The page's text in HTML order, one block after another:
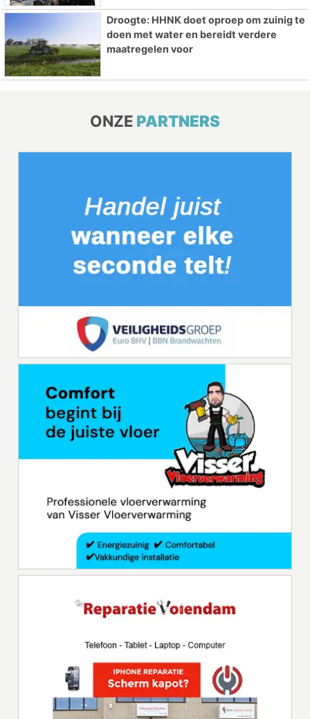
Droogte: HHNK doet oproep om zuinig te
doen met water en bereidt verdere
maatregelen voor
ONZE PARTNERS